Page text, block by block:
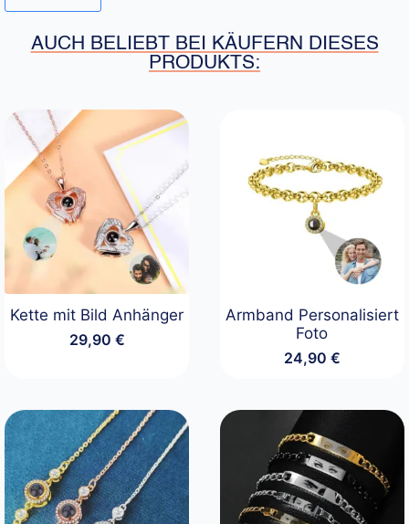
AUCH BELIEBT BEI KÄUFERN DIESES
PRODUKTS:
Kette mit Bild Anhänger
29,90 €
Armband Personalisiert
Foto
24,90 €